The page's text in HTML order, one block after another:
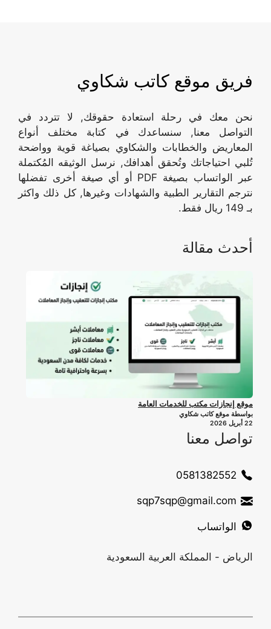
فريق موقع كاتب شكاوي
نحن معك في رحلة استعادة حقوقك, لا تتردد في
التواصل معنا, سنساعدك في كتابة مختلف أنواع
المعاريض والخطابات والشكاوي بصياغة قوية وواضحة
تُلبي احتياجاتك وتُحقق أهدافك, نرسل الوثيقه المُكتملة
عبر الواتساب بصيغة PDF أو أي صيغة أخرى تفضلها
نترجم التقارير الطبية والشهادات وغيرها, كل ذلك واكثر
بـ 149 ريال فقط.
أحدث مقالة
موقع إنجازات مكتب للخدمات العامة
بواسطة موقع كاتب شكاوي
22 أبريل 2026
تواصل معنا
0581382552
sqp7sqp@gmail.com
الواتساب
الرياض - المملكة العربية السعودية